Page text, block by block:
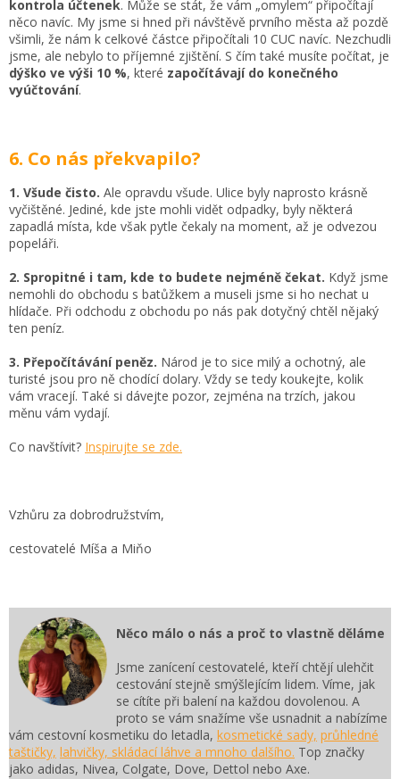
kontrola účtenek. Může se stát, že vám „omylem“ připočítají
něco navíc. My jsme si hned při návštěvě prvního města až pozdě
všimli, že nám k celkové částce připočítali 10 CUC navíc. Nezchudli
jsme, ale nebylo to příjemné zjištění. S čím také musíte počítat, je
dýško ve výši 10 %, které započítávají do konečného
vyúčtování.
6. Co nás překvapilo?
1. Všude čisto. Ale opravdu všude. Ulice byly naprosto krásně
vyčištěné. Jediné, kde jste mohli vidět odpadky, byly některá
zapadlá místa, kde však pytle čekaly na moment, až je odvezou
popeláři.
2. Spropitné i tam, kde to budete nejméně čekat. Když jsme
nemohli do obchodu s batůžkem a museli jsme si ho nechat u
hlídače. Při odchodu z obchodu po nás pak dotyčný chtěl nějaký
ten peníz.
3. Přepočítávání peněz. Národ je to sice milý a ochotný, ale
turisté jsou pro ně chodící dolary. Vždy se tedy koukejte, kolik
vám vracejí. Také si dávejte pozor, zejména na trzích, jakou
měnu vám vydají.
Co navštívit? Inspirujte se zde.
Vzhůru za dobrodružstvím,
cestovatelé Míša a Miňo
Něco málo o nás a proč to vlastně děláme
Jsme zanícení cestovatelé, kteří chtějí ulehčit
cestování stejně smýšlejícím lidem. Víme, jak
se cítíte při balení na každou dovolenou. A
proto se vám snažíme vše usnadnit a nabízíme
vám cestovní kosmetiku do letadla, kosmetické sady, průhledné
taštičky, lahvičky, skládací láhve a mnoho dalšího. Top značky
jako adidas, Nivea, Colgate, Dove, Dettol nebo Axe.